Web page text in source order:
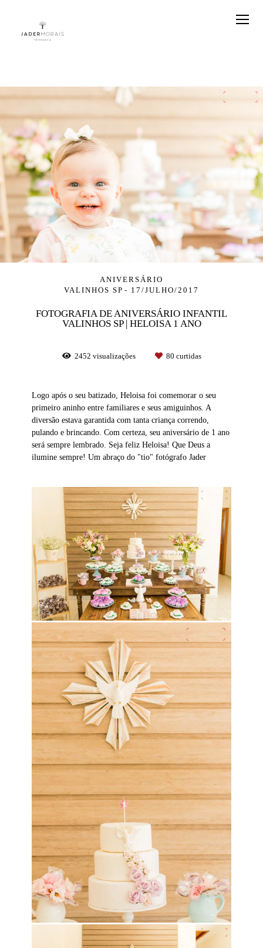
ANIVERSÁRIO
VALINHOS SP
17/JULHO/2017
FOTOGRAFIA DE ANIVERSÁRIO INFANTIL
VALINHOS SP | HELOISA 1 ANO
2452 visualizações 80 curtidas
Logo após o seu batizado, Heloisa foi comemorar o seu
primeiro aninho entre familiares e seus amiguinhos. A
diversão estava garantida com tanta criança correndo,
pulando e brincando. Com certeza, seu aniversário de 1 ano
será sempre lembrado. Seja feliz Heloisa! Que Deus a
ilumine sempre! Um abraço do "tio" fotógrafo Jader